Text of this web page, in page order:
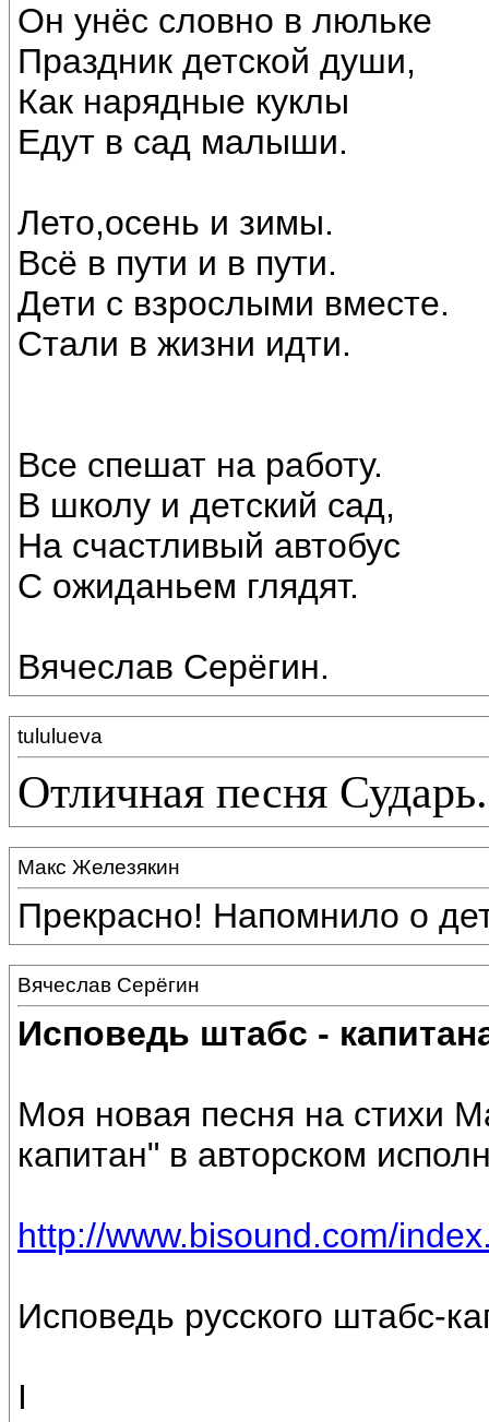
Он унёс словно в люльке
Праздник детской души,
Как нарядные куклы
Едут в сад малыши.
Лето,осень и зимы.
Всё в пути и в пути.
Дети с взрослыми вместе.
Стали в жизни идти.
Все спешат на работу.
В школу и детский сад,
На счастливый автобус
С ожиданьем глядят.
Вячеслав Серёгин.
tululueva
Отличная песня Сударь.
Макс Железякин
Прекрасно! Напомнило о
Вячеслав Серёгин
Исповедь штабс -
Моя новая песня на стихи
капитан" в авторском
http://www.bisound.com/
Исповедь русского штабс-
I